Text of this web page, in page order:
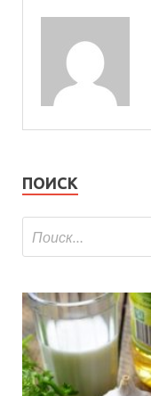
ПОИСК